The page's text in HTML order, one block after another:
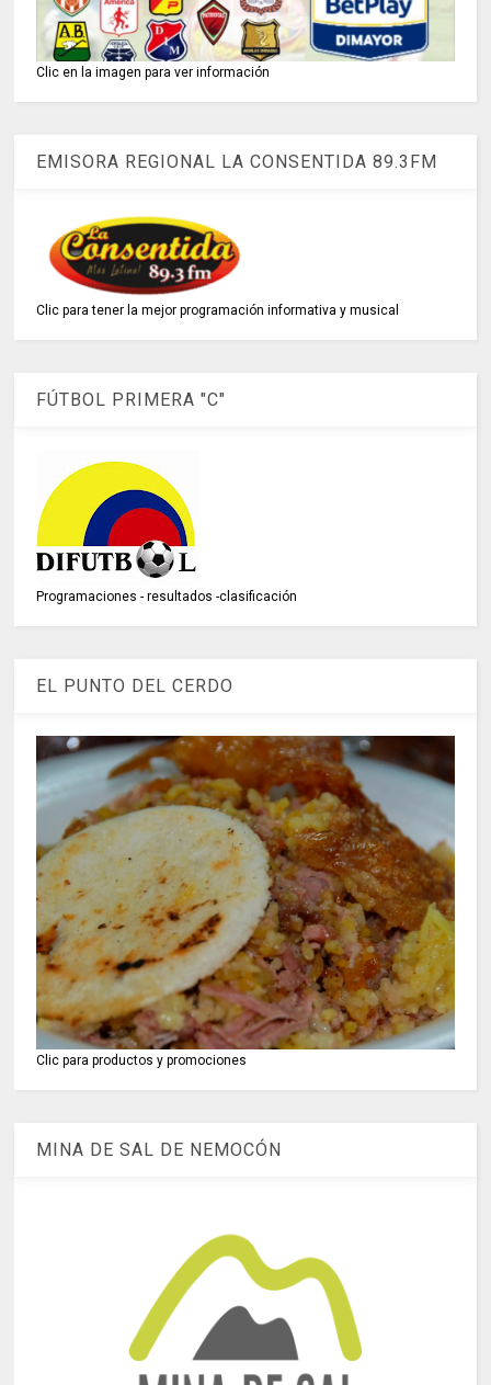
Clic en la imagen para ver información
EMISORA REGIONAL LA CONSENTIDA 89.3FM
Clic para tener la mejor programación informativa y musical
FÚTBOL PRIMERA "C"
Programaciones - resultados -clasificación
EL PUNTO DEL CERDO
Clic para productos y promociones
MINA DE SAL DE NEMOCÓN